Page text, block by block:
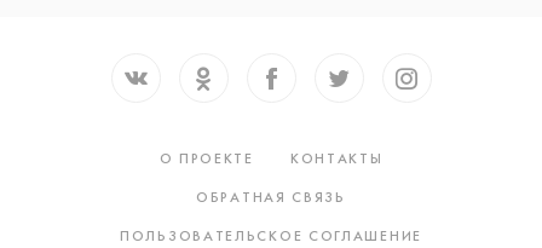
О ПРОЕКТЕ
КОНТАКТЫ
ОБРАТНАЯ СВЯЗЬ
ПОЛЬЗОВАТЕЛЬСКОЕ СОГЛАШЕНИЕ